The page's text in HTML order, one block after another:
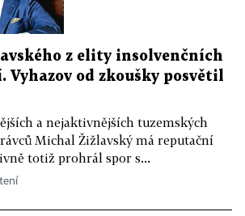
z elity insolvenčních
Vyhazov od zkoušky posvětil
a nejaktivnějších tuzemských
Michal Žižlavský má reputační
totiž prohrál spor s...